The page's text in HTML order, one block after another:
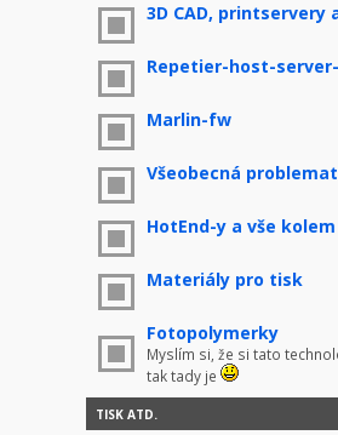
3D CAD, printservery
Repetier-host-
Marlin-fw
Všeobecná
HotEnd-y a vše kolem
Materiály pro tisk
Fotopolymerky
Myslím si, že si tato
tak tady je
TISK ATD.